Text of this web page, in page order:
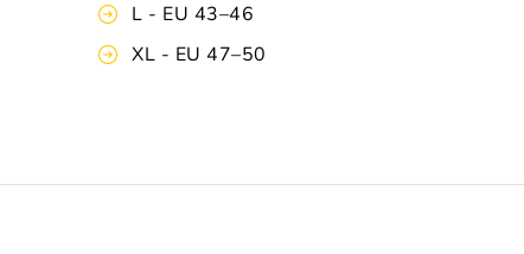
L - EU 43–46
XL - EU 47–50